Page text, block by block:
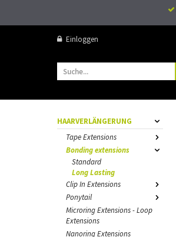
Einloggen
HAARVERLÄNGERUNG
Tape Extensions
Bonding extensions
Standard
Long Lasting
Clip In Extensions
Ponytail
Microring Extensions - Loop
Extensions
Nanoring Extensions